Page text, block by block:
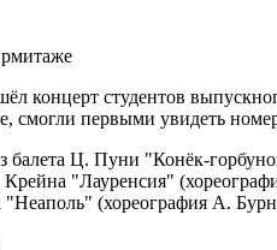
концерт студентов
смогли первыми увидеть
балета Ц. Пуни "Конёк-
"Лауренсия"
"Неаполь" (хореография А.